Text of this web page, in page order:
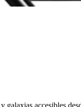
galaxias accesibles